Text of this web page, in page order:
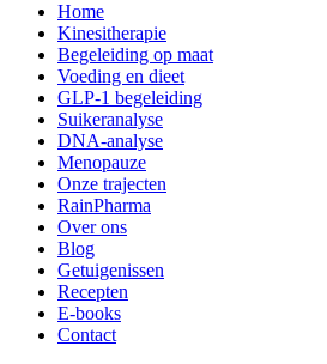
Home
Kinesitherapie
Begeleiding op maat
Voeding en dieet
GLP-1 begeleiding
Suikeranalyse
DNA-analyse
Menopauze
Onze trajecten
RainPharma
Over ons
Blog
Getuigenissen
Recepten
E-books
Contact